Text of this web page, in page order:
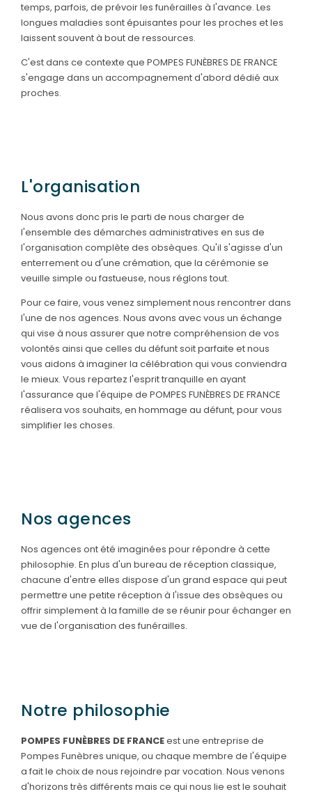
Entretien de sépulture
Livraison de Fleurs Naturelles
Livraison de plaques
Nos capitons funéraires
Nos urnes funéraires
Rapatriement
Services aux familles
Agence de BOULOGNE-BILLANCOURT
Agence de PARIS 13
Agence de PARIS 16
Agence de PARIS 17
temps, parfois, de prévoir les funérailles à l'avance. Les
longues maladies sont épuisantes pour les proches et les
laissent souvent à bout de ressources.
C'est dans ce contexte que POMPES FUNÈBRES DE FRANCE
s'engage dans un accompagnement d'abord dédié aux
proches.
L'organisation
Nous avons donc pris le parti de nous charger de
l'ensemble des démarches administratives en sus de
l'organisation complète des obsèques. Qu'il s'agisse d'un
enterrement ou d'une crémation, que la cérémonie se
veuille simple ou fastueuse, nous réglons tout.
Pour ce faire, vous venez simplement nous rencontrer dans
l'une de nos agences. Nous avons avec vous un échange
qui vise à nous assurer que notre compréhension de vos
volontés ainsi que celles du défunt soit parfaite et nous
vous aidons à imaginer la célébration qui vous conviendra
le mieux. Vous repartez l'esprit tranquille en ayant
l'assurance que l'équipe de POMPES FUNÈBRES DE FRANCE
réalisera vos souhaits, en hommage au défunt, pour vous
simplifier les choses.
Nos agences
Nos agences ont été imaginées pour répondre à cette
philosophie. En plus d'un bureau de réception classique,
chacune d'entre elles dispose d'un grand espace qui peut
permettre une petite réception à l'issue des obsèques ou
offrir simplement à la famille de se réunir pour échanger en
vue de l'organisation des funérailles.
Notre philosophie
POMPES FUNÈBRES DE FRANCEest une entreprise de
Pompes Funèbres unique, ou chaque membre de l'équipe
a fait le choix de nous rejoindre par vocation. Nous venons
d'horizons très différents mais ce qui nous lie est le souhait